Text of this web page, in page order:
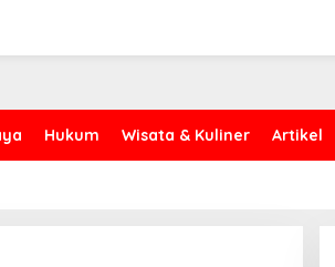
Hukum Wisata & Kuliner Artikel